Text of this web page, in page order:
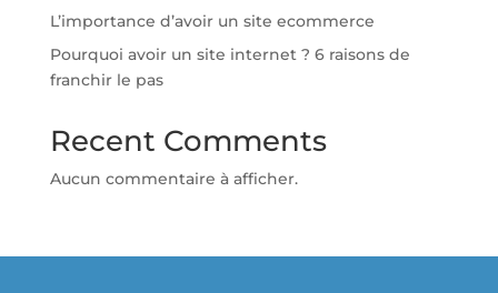
L’importance d’avoir un site ecommerce
Pourquoi avoir un site internet ? 6 raisons de
franchir le pas
Recent Comments
Aucun commentaire à afficher.